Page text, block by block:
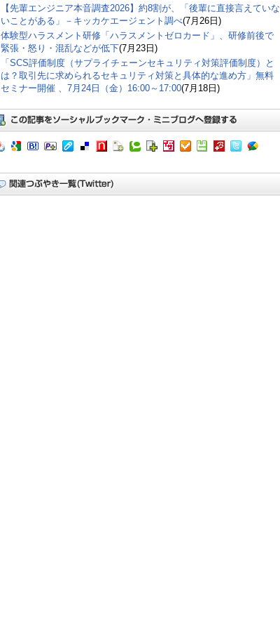
【先輩エンジニア本音調査2026】約8割が、「後輩に直接言えていな
いことがある」－キッカケエージェント調べ(7月26日)
体験型ハラスメント研修「ハラスメントゼロカード」、研修前後で
緊張・怒り・混乱などが低下(7月23日)
「SCS評価制度（サプライチェーンセキュリティ対策評価制度）と
は？取引先に求められるセキュリティ対策と具体的な進め方」無料
セミナー開催 、7月24日（金）16:00～17:00(7月18日)